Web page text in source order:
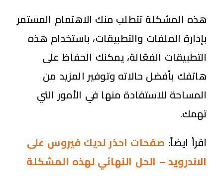
هذه المشكلة تتطلب منك الاهتمام المستمر
بإدارة الملفات والتطبيقات، باستخدام هذه
التطبيقات الفعّالة، يمكنك الحفاظ على
هاتفك بأفضل حالاته وتوفير المزيد من
المساحة للاستفادة منها في الأمور التي
تهمك.
اقرأ ايضاً: صفحات احذر لديك فيروس على
الاندرويد – الحل النهائي لهذه المشكلة